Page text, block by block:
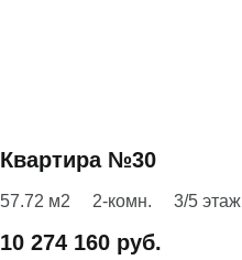
Квартира №30
57.72 м2 2-комн. 3/5 этаж
10 274 160 руб.